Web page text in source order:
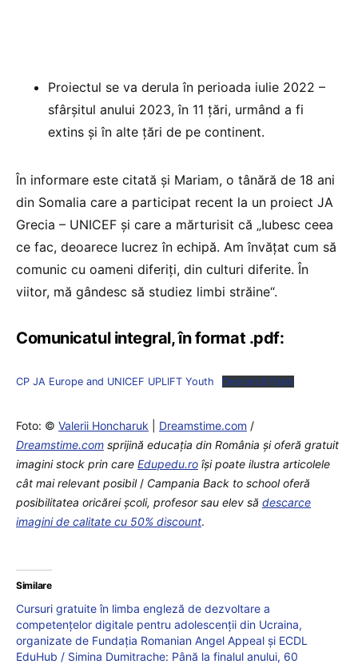
Proiectul se va derula în perioada iulie 2022 –
sfârșitul anului 2023, în 11 țări, urmând a fi
extins și în alte țări de pe continent.
În informare este citată și Mariam, o tânără de 18 ani
din Somalia care a participat recent la un proiect JA
Grecia – UNICEF și care a mărturisit că „Iubesc ceea
ce fac, deoarece lucrez în echipă. Am învățat cum să
comunic cu oameni diferiți, din culturi diferite. În
viitor, mă gândesc să studiez limbi străine“.
Comunicatul integral, în format .pdf:
CP JA Europe and UNICEF UPLIFT Youth Descarcă fișier
Foto: © Valerii Honcharuk Dreamstime.com /
Dreamstime.com sprijină educaţia din România şi oferă gratuit
imagini stock prin care Edupedu.ro îşi poate ilustra articolele
cât mai relevant posibil/ Campania Back to school oferă
posibilitatea oricărei școli, profesor sau elev să descarce
imagini de calitate cu 50% discount.
Similare
Cursuri gratuite în limba engleză de dezvoltare a
competențelor digitale pentru adolescenții din Ucraina,
organizate de Fundația Romanian Angel Appeal și ECDL
EduHub / Simina Dumitrache: Până la finalul anului, 60